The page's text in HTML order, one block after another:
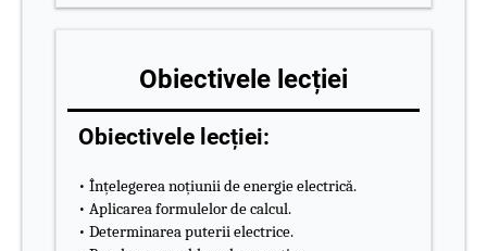
Obiectivele lecției
Obiectivele lecției:
• Înțelegerea noțiunii de energie electrică.
• Aplicarea formulelor de calcul.
• Determinarea puterii electrice.